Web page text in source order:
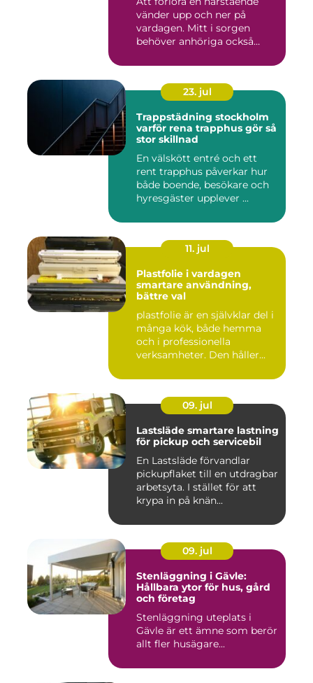
vänder upp och ner på
vardagen. Mitt i sorgen
behöver anhöriga också
23. jul
Trappstädning stockholm
varför rena trapphus gör så
stor skillnad
En välskött entré och ett
rent trapphus påverkar hur
både boende, besökare och
hyresgäster upplever ...
11. jul
Plastfolie i vardagen
smartare användning,
bättre val
plastfolie är en självklar del i
många kök, både hemma
och i professionella
verksamheter. Den håller...
09. jul
Lastsläde smartare lastning
för pickup och servicebil
En Lastsläde förvandlar
pickupflaket till en utdragbar
arbetsyta. I stället för att
krypa in på knän...
09. jul
Stenläggning i Gävle:
Hållbara ytor för hus, gård
och företag
Stenläggning uteplats i
Gävle är ett ämne som berör
allt fler husägare...